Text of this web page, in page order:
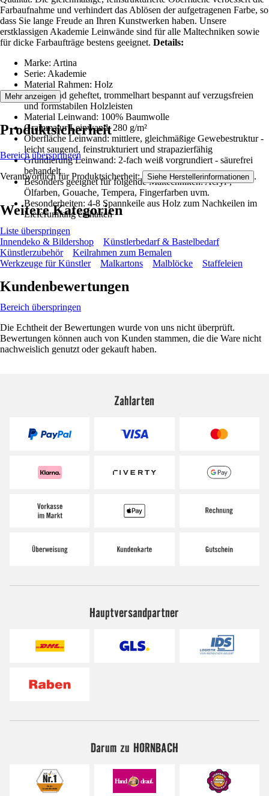
Farbaufnahme und verhindert das Ablösen der aufgetragenen Farbe, so
dass Sie lange Freude an Ihren Kunstwerken haben. Unsere
erstklassigen Akademie Leinwände sind für alle Maltechniken sowie
für dicke Farbaufträge bestens geeignet. Details:
Marke: Artina
Serie: Akademie
Material Rahmen: Holz
Umlaufend geheftet, trommelhart bespannt auf verzugsfreien
und formstabilen Holzleisten
Material Leinwand: 100% Baumwolle
Grammatur Leinwand: 280 g/m²
Oberfläche Leinwand: mittlere, gleichmäßige Gewebestruktur -
leicht saugend, feinstrukturiert und strapazierfähig
Grundierung Leinwand: 2-fach weiß vorgrundiert - säurefrei
behandelt
Besonders geeignet für folgende Maltechniken: Acryl-,
Ölfarben, Gouache, Tempera, Fingerfarben uvm.
Besonderheiten: 4-8 Spannkeile aus Holz zum Nachkeilen im
Lieferumfang enthalten
Mehr anzeigen
Produktsicherheit
Bereich überspringen
Verantwortlich für Produktsicherheit: Siehe Herstellerinformationen .
Weitere Kategorien
Liste überspringen
Innendeko & Bildershop
Künstlerbedarf & Bastelbedarf
Künstlerzubehör
Keilrahmen zum Bemalen
Werkzeuge für Künstler
Malkartons Malblöcke Staffeleien
Kundenbewertungen
Bereich überspringen
Die Echtheit der Bewertungen wurde von uns nicht überprüft.
Bewertungen können auch von Kunden stammen, die die Ware nicht
nachweislich genutzt oder gekauft haben.
Zahlarten
Hauptversandpartner
Darum zu HORNBACH